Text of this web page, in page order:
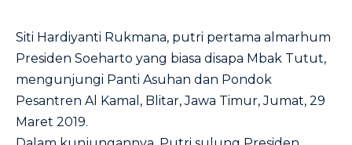
Siti Hardiyanti Rukmana, putri pertama almarhum
Presiden Soeharto yang biasa disapa Mbak Tutut,
mengunjungi Panti Asuhan dan Pondok
Pesantren Al Kamal, Blitar, Jawa Timur, Jumat, 29
Maret 2019.